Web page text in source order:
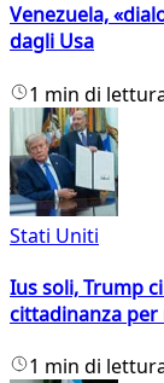
Venezuela,
dagli Usa
1 min di
Stati Uniti
Ius soli, Trump
cittadinanza per
1 min di